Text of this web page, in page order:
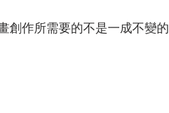
創作所需要的不是一成不變的